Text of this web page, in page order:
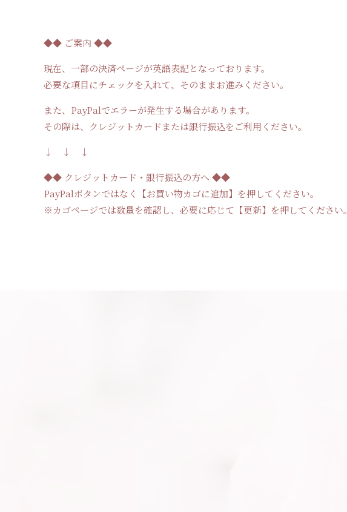
◆◆ ご案内 ◆◆
現在、一部の決済ページが英語表記となっております。
必要な項目にチェックを入れて、そのままお進みください。
また、PayPalでエラーが発生する場合があります。
その際は、クレジットカードまたは銀行振込をご利用ください。
↓ ↓ ↓
◆◆ クレジットカード・銀行振込の方へ ◆◆
PayPalボタンではなく【お買い物カゴに追加】を押してください。
※カゴページでは数量を確認し、必要に応じて【更新】を押してください。